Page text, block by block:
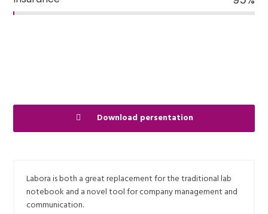
Download persentation
Labora is both a great replacement for the traditional lab
notebook and a novel tool for company management and
communication.